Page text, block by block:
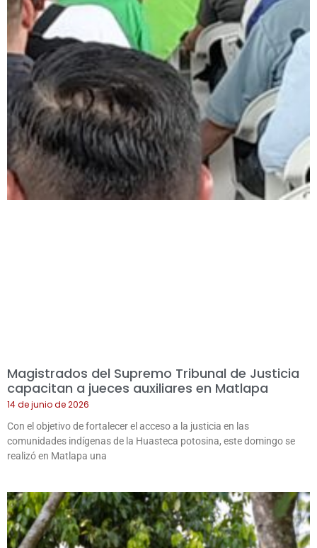
Magistrados del Supremo Tribunal de Justicia
capacitan a jueces auxiliares en Matlapa
14 de junio de 2026
Con el objetivo de fortalecer el acceso a la justicia en las
comunidades indígenas de la Huasteca potosina, este domingo se
realizó en Matlapa una